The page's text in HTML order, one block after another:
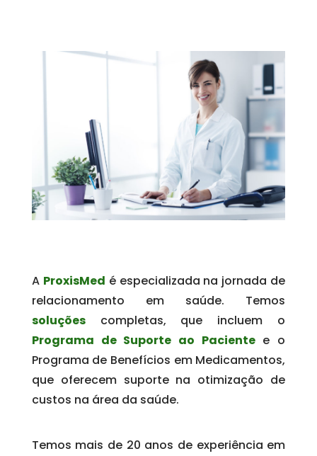
A ProxisMed é especializada na jornada de
relacionamento em saúde. Temos
soluçõescompletas, que incluem o
Programa de Suporte ao Pacientee o
Programa de Benefícios em Medicamentos,
que oferecem suporte na otimização de
custos na área da saúde.
Temos mais de 20 anos de experiência em